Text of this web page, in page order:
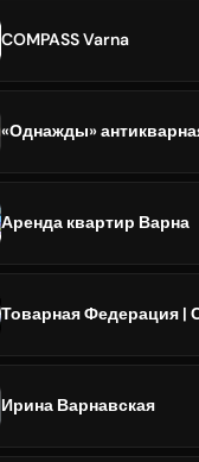
COMPASS Varna
«Однажды»
Аренда квартир Варна
Товарная Федерация |
Ирина Варнавская